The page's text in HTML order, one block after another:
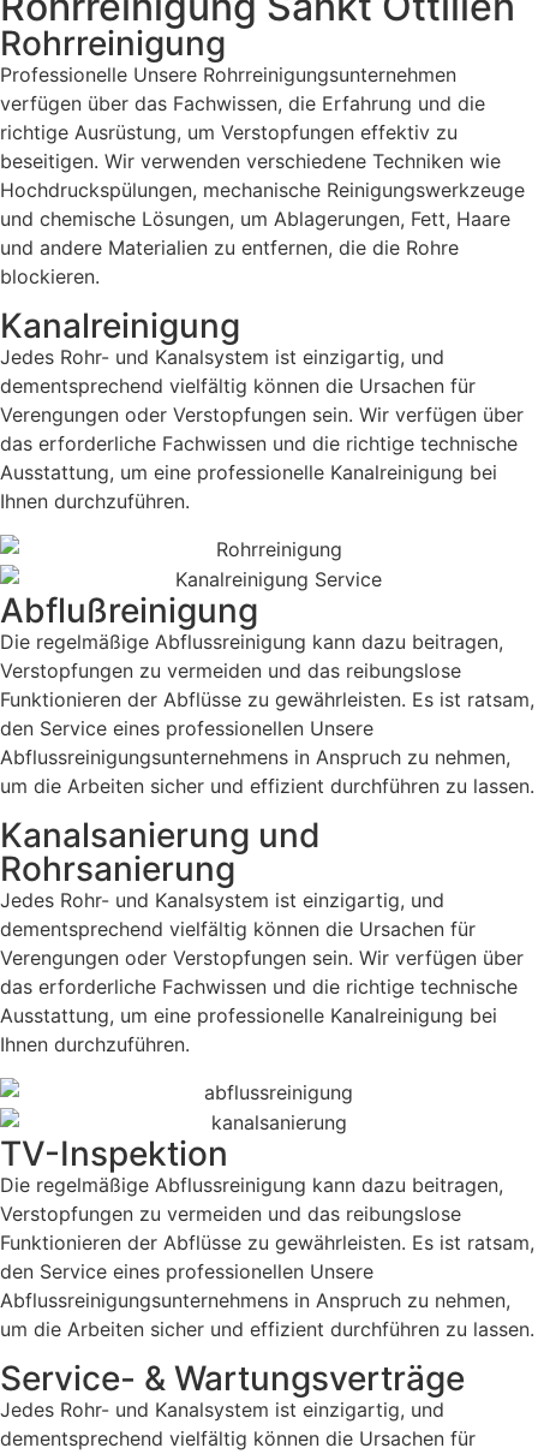
Rohrreinigung
Professionelle Unsere Rohrreinigungsunternehmen
verfügen über das Fachwissen, die Erfahrung und die
richtige Ausrüstung, um Verstopfungen effektiv zu
beseitigen. Wir verwenden verschiedene Techniken wie
Hochdruckspülungen, mechanische Reinigungswerkzeuge
und chemische Lösungen, um Ablagerungen, Fett, Haare
und andere Materialien zu entfernen, die die Rohre
blockieren.
Kanalreinigung
Jedes Rohr- und Kanalsystem ist einzigartig, und
dementsprechend vielfältig können die Ursachen für
Verengungen oder Verstopfungen sein. Wir verfügen über
das erforderliche Fachwissen und die richtige technische
Ausstattung, um eine professionelle Kanalreinigung bei
Ihnen durchzuführen.
Abflußreinigung
Die regelmäßige Abflussreinigung kann dazu beitragen,
Verstopfungen zu vermeiden und das reibungslose
Funktionieren der Abflüsse zu gewährleisten. Es ist ratsam,
den Service eines professionellen Unsere
Abflussreinigungsunternehmens in Anspruch zu nehmen,
um die Arbeiten sicher und effizient durchführen zu lassen.
Kanalsanierung und
Rohrsanierung
Jedes Rohr- und Kanalsystem ist einzigartig, und
dementsprechend vielfältig können die Ursachen für
Verengungen oder Verstopfungen sein. Wir verfügen über
das erforderliche Fachwissen und die richtige technische
Ausstattung, um eine professionelle Kanalreinigung bei
Ihnen durchzuführen.
TV-Inspektion
Die regelmäßige Abflussreinigung kann dazu beitragen,
Verstopfungen zu vermeiden und das reibungslose
Funktionieren der Abflüsse zu gewährleisten. Es ist ratsam,
den Service eines professionellen Unsere
Abflussreinigungsunternehmens in Anspruch zu nehmen,
um die Arbeiten sicher und effizient durchführen zu lassen.
Service- & Wartungsverträge
Jedes Rohr- und Kanalsystem ist einzigartig, und
dementsprechend vielfältig können die Ursachen für